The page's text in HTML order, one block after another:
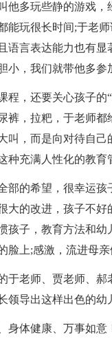
他多玩些静的游戏
能玩很长时间;于老
语言表达能力也有
小，我们就带他多参
程，还要关心孩子
裤，拉粑，于老师
叫，而是向对待自
种充满人性化的教育
部的希望，很幸运
大的改进，孩子不
孩子，教育方法和
脸上;感激，流进母亲
于老师、贾老师、
领导出这样出色的
身体健康、万事如意